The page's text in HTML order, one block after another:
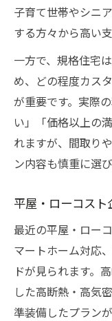
子育て世帯やシニ
する方々から高い
一方で、規格住宅
め、どの程度カス
が重要です。実際
い」「価格以上の
れますが、間取り
ン内容も慎重に選
平屋・ローコス
最近の平屋・ロー
マートホーム対応
ドが見られます。
した高断熱・高気
準装備したプラン